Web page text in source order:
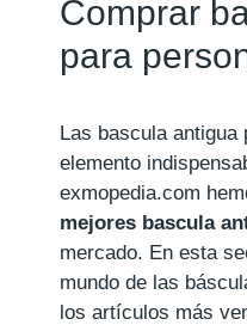
Comprar
para
Las bascula antigua
elemento
exmopedia.com
mejores bascula
mercado. En esta
mundo de las
los artículos más